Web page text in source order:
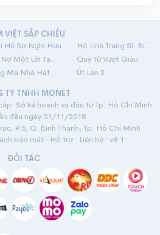
VIỆT SẮP CHIẾU
Hè Sợ Nghỉ Hưu
Hộ Linh Tráng Sĩ: Bí Ẩn Mộ Vua Đinh
Mãi Nợ Một Lời Tạm Biệt
Quý Tử Vượt Giàu
Ma Nhà Hát
Út Lan 2
TY TNHH MONET
Sở kế hoạch và đầu tư Tp. Hồ Chí Minh
đầu ngày 01/11/2018
P.5, Q. Bình Thạnh, Tp. Hồ Chí Minh
bảo mật · Hỗ trợ · Liên hệ · v8.1
ĐỐI TÁC